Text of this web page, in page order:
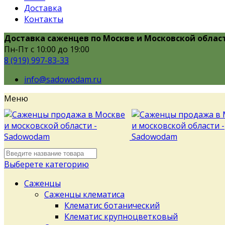
Доставка
Контакты
Доставка саженцев по Москве и Московской
Пн-Пт с 10:00 до 19:00
8 (919) 997-83-33
info@sadowodam.ru
Меню
Выберете категорию
Саженцы
Саженцы клематиса
Клематис ботанический
Клематис крупноцветковый